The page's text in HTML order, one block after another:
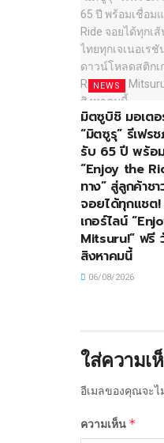
NEWS
มิตซูบิชิ มอเตอ
“มิตซูรุ” รีเฟ
รับ 65 ปี พร้อ
“Enjoy the
ทาง” สู่ลูกค้าชา
จอยได้ทุกแชต
เกอร์ไลน์
Mitsuru!” ฟรี
สิงหาคมนี้
06/08/2026
ใส่ความเ
อีเมลของคุณจะ
ความเห็น *